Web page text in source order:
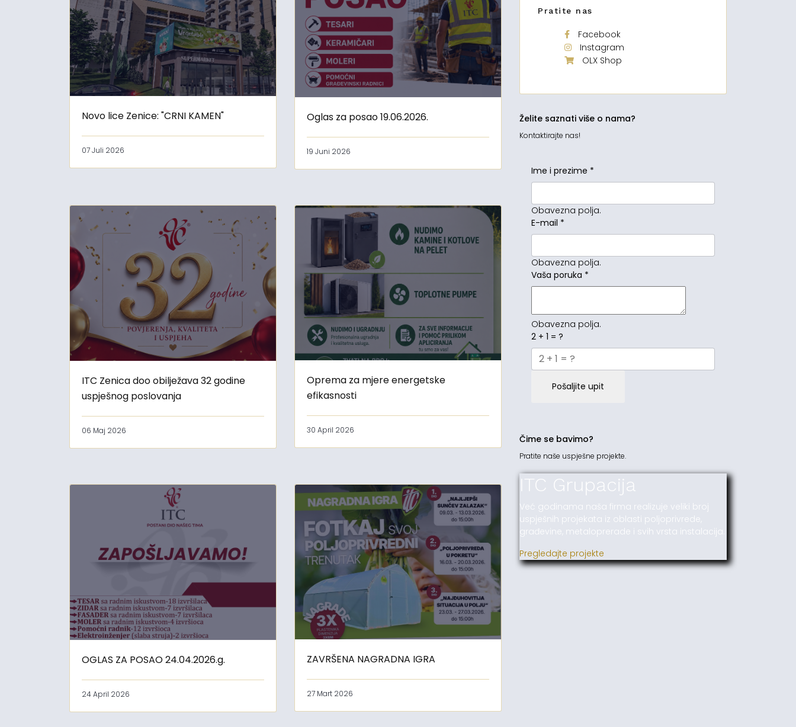
Novo lice Zenice: "CRNI KAMEN"
07 Juli 2026
Oglas za posao 19.06.2026.
19 Juni 2026
ITC Zenica doo obilježava 32 godine
uspješnog poslovanja
06 Maj 2026
Oprema za mjere energetske
efikasnosti
30 April 2026
OGLAS ZA POSAO 24.04.2026.g.
24 April 2026
ZAVRŠENA NAGRADNA IGRA
27 Mart 2026
Pratite nas
Facebook
Instagram
OLX Shop
Želite saznati više o nama?
Kontaktirajte nas!
Ime i prezime *
Obavezna polja.
E-mail *
Obavezna polja.
Vaša poruka *
Obavezna polja.
2 + 1 = ?
Pošaljite upit
Čime se bavimo?
Pratite naše uspješne projekte.
ITC Grupacija
Već godinama naša firma realizuje veliki broj
uspješnih projekata iz oblasti poljoprivrede,
građevine, metaloprerade i svih vrsta instalacija.
Pregledajte projekte